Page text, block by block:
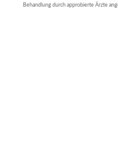
Behandlung durch approbierte Ärzte